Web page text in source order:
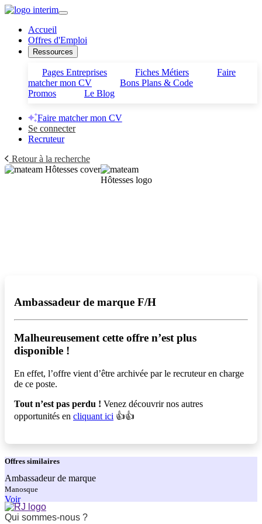
Accueil
Offres d'Emploi
Ressources
Pages Entreprises Fiches Métiers
Faire
matcher mon CV
Bons Plans & Code
Promos
Le Blog
Faire matcher mon CV
Se connecter
Recruteur
Retour à la recherche
Ambassadeur de marque F/H
Malheureusement cette offre n’est plus
disponible !️
En effet, l’offre vient d’être archivée par le recruteur en charge
de ce poste.
Tout n’est pas perdu ! Venez découvrir nos autres
opportunités en cliquant ici 👍👍
Offres similaires
Ambassadeur de marque
Manosque
Voir
Qui sommes-nous ?